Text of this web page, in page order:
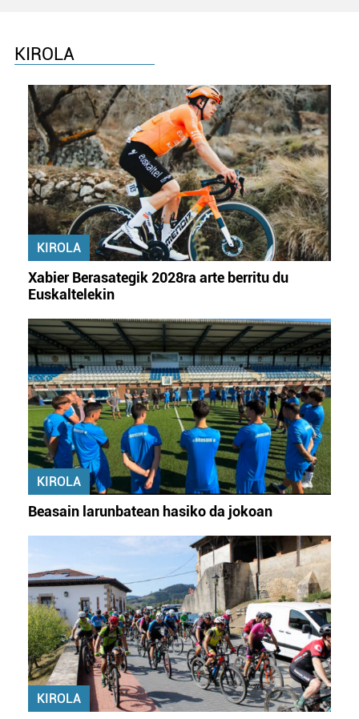
KIROLA
KIROLA
Xabier Berasategik 2028ra arte berritu du
Euskaltelekin
KIROLA
Beasain larunbatean hasiko da jokoan
KIROLA